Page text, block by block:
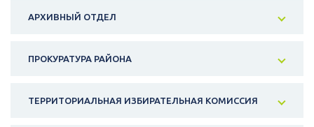
АРХИВНЫЙ ОТДЕЛ
ПРОКУРАТУРА РАЙОНА
ТЕРРИТОРИАЛЬНАЯ ИЗБИРАТЕЛЬНАЯ КОМИССИЯ